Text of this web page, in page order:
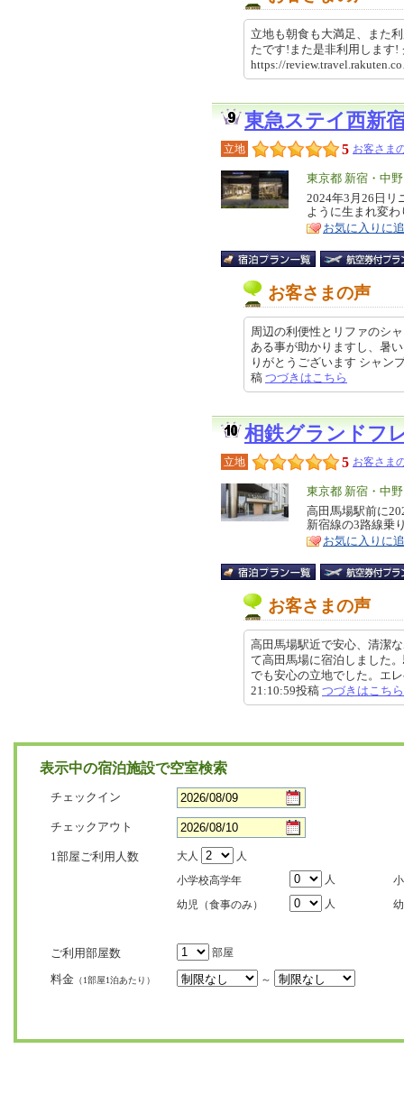
立地も朝食も大満足、また
たです!また是非利用しま
https://
東急ステイ西新
立地 5 お客さま
エ
リ
ア
東京都 新宿・中
特
徴
2024年3月26日リ
ように生まれ変
お気に入りに
お客さまの声
周辺の利便性とリファのシ
ある事が助かりますし、暑
りがとうございます シャ
稿 つづきはこちら
相鉄グランドフ
立地 5 お客さま
エ
リ
ア
東京都 新宿・中
特
徴
高田馬場駅前に
新宿線の3路線乗
お気に入りに
お客さまの声
高田馬場駅近で安心、清潔
て高田馬場に宿泊しました
でも安心の立地でした。エ
21:10:59投稿 つづきはこちら
表示中の宿泊施設で空室検索
チェックイン
チェックアウト
1部屋ご利用人数 大人
人
小学校高学年
人
幼児（食事のみ）
人
ご利用部屋数 部屋
料金 （1部屋1泊あたり） ～